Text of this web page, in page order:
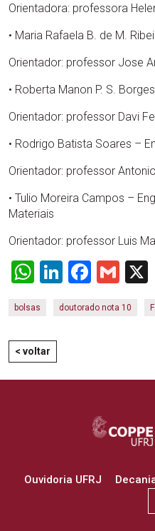
Orientadora: professora
• Maria Rafaela B. de M.
Orientador: professor Jose
• Roberta Manon P. S.
Orientador: professor Davi
• Rodrigo Batista Soares –
Orientador: professor
• Tulio Moreira Campos –
Materiais
Orientador: professor Luis
WhatsApp
LinkedIn
bolsas doutorado nota 10
< voltar
Ouvidoria UFRJ